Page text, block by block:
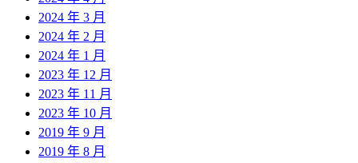
2024 年 3 月
2024 年 2 月
2024 年 1 月
2023 年 12 月
2023 年 11 月
2023 年 10 月
2019 年 9 月
2019 年 8 月